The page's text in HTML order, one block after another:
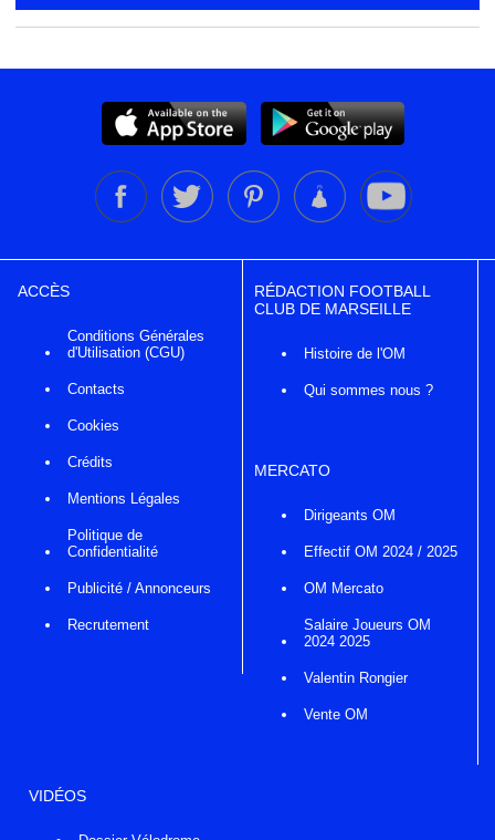
ACCÈS
Conditions Générales
d'Utilisation (CGU)
Contacts
Cookies
Crédits
Mentions Légales
Politique de
Confidentialité
Publicité / Annonceurs
Recrutement
RÉDACTION FOOTBALL
CLUB DE MARSEILLE
Histoire de l'OM
Qui sommes nous ?
MERCATO
Dirigeants OM
Effectif OM 2024 / 2025
OM Mercato
Salaire Joueurs OM
2024 2025
Valentin Rongier
Vente OM
VIDÉOS